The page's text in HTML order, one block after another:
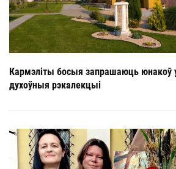
Кармэліты босыя запрашаюць юнакоў
духоўныя рэкалекцыі